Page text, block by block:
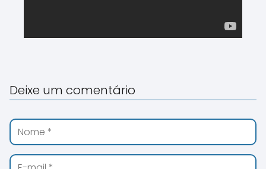
Deixe um comentário